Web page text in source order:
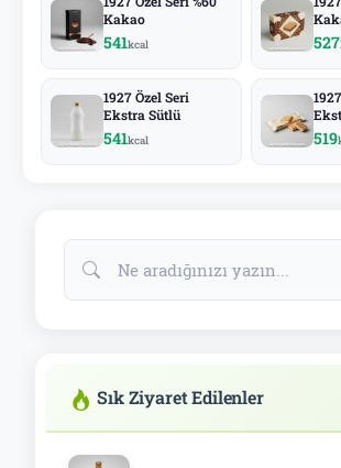
Kakao
541kcal 527
1927 Özel Seri
Ekstra Sütlü
541kcal 519
Sık Ziyaret Edilenler